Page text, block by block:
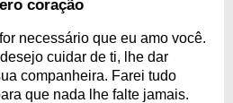
coração
necessário que eu amo você.
cuidar de ti, lhe dar
companheira. Farei tudo
que nada lhe falte jamais.